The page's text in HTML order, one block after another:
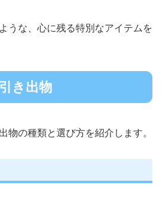
うな、心に残る特別なアイテムを
き出物
物の種類と選び方を紹介します。